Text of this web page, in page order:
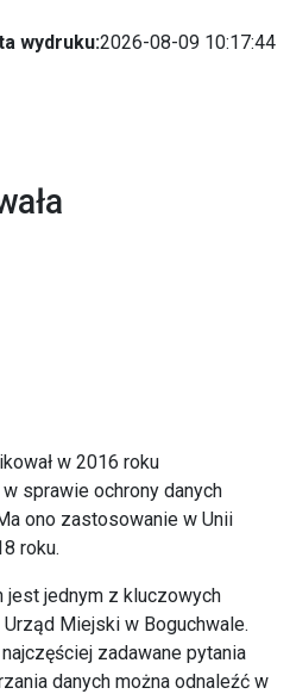
wydruku:2026-08-09 10:17:44
w 2016 roku
sprawie ochrony danych
ono zastosowanie w Unii
roku.
jest jednym z kluczowych
Miejski w Boguchwale.
zadawane pytania
danych można odnaleźć w